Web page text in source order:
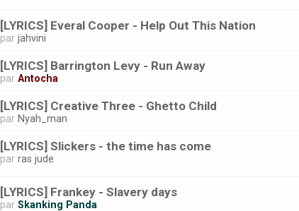
[LYRICS] Everal Cooper - Help Out This Nation
parjahvini
[LYRICS] Barrington Levy - Run Away
parAntocha
[LYRICS] Creative Three - Ghetto Child
par Nyah_man
[LYRICS] Slickers - the time has come
parras jude
[LYRICS] Frankey - Slavery days
parSkanking Panda